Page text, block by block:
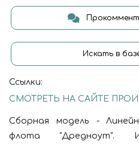
Искать в
Ссылки:
СМОТРЕТЬ НА САЙТЕ
Сборная модель -
флота "Дредноут".